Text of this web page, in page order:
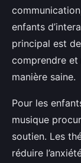
enfants
principal est
comprendre et
manière saine.
Pour les
musique
soutien. Les
réduire